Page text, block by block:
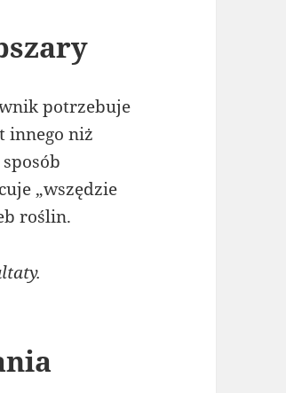
potrzebuje
innego niż
„wszędzie
roślin.